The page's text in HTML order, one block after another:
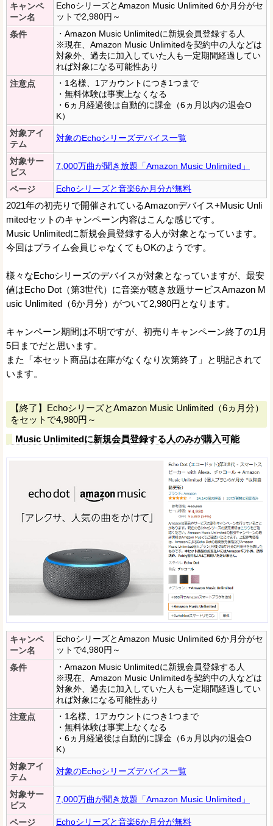
キャンペ
ーン名
EchoシリーズとAmazon Music Unlimited 6か月分がセ
ットで2,980円～
条件
・Amazon Music Unlimitedに新規会員登録する人
※現在、Amazon Music Unlimitedを契約中の人などは
対象外、過去に加入していた人も一定期間経過してい
れば対象になる可能性あり
注意点
・1名様、1アカウントにつき1つまで
・無料体験は事実上なくなる
・6ヵ月経過後は自動的に課金（6ヵ月以内の退会O
K）
対象アイ
テム
対象のEchoシリーズデバイス一覧
対象サー
ビス
7,000万曲が聞き放題「Amazon Music Unlimited」
ページ Echoシリーズと音楽6か月分が無料
2021年の初売りで開催されているAmazonデバイス+Music Unli
mitedセットのキャンペーン内容はこんな感じです。
Music Unlimitedに新規会員登録する人が対象となっています。
今回はプライム会員じゃなくてもOKのようです。
様々なEchoシリーズのデバイスが対象となっていますが、最安
値はEcho Dot（第3世代）に音楽が聴き放題サービスAmazon M
usic Unlimited（6か月分）がついて2,980円となります。
キャンペーン期間は不明ですが、初売りキャンペーン終了の1月
5日までだと思います。
また「本セット商品は在庫がなくなり次第終了」と明記されて
います。
【終了】EchoシリーズとAmazon Music Unlimited（6ヵ月分）
をセットで4,980円～
Music Unlimitedに新規会員登録する人のみが購入可能
キャンペ
ーン名
EchoシリーズとAmazon Music Unlimited 6か月分がセ
ットで4,980円～
条件
・Amazon Music Unlimitedに新規会員登録する人
※現在、Amazon Music Unlimitedを契約中の人などは
対象外、過去に加入していた人も一定期間経過してい
れば対象になる可能性あり
注意点
・1名様、1アカウントにつき1つまで
・無料体験は事実上なくなる
・6ヵ月経過後は自動的に課金（6ヵ月以内の退会O
K）
対象アイ
テム
対象のEchoシリーズデバイス一覧
対象サー
ビス
7,000万曲が聞き放題「Amazon Music Unlimited」
ページ Echoシリーズと音楽6か月分が無料